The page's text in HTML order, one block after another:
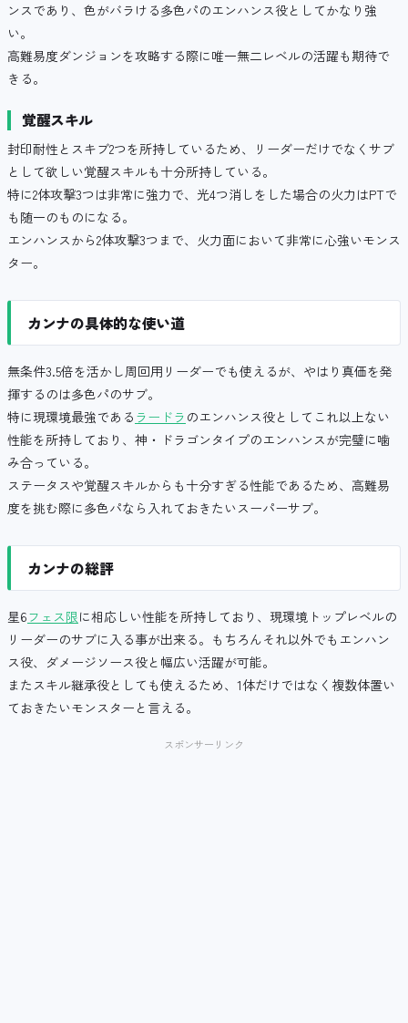
ンスであり、色がバラける多色パのエンハンス役としてかなり強
い。
高難易度ダンジョンを攻略する際に唯一無二レベルの活躍も期待で
きる。
覚醒スキル
封印耐性とスキブ2つを所持しているため、リーダーだけでなくサブ
として欲しい覚醒スキルも十分所持している。
特に2体攻撃3つは非常に強力で、光4つ消しをした場合の火力はPTで
も随一のものになる。
エンハンスから2体攻撃3つまで、火力面において非常に心強いモンス
ター。
カンナの具体的な使い道
無条件3.5倍を活かし周回用リーダーでも使えるが、やはり真価を発
揮するのは多色パのサブ。
特に現環境最強である ラードラ のエンハンス役としてこれ以上ない
性能を所持しており、神・ドラゴンタイプのエンハンスが完璧に噛
み合っている。
ステータスや覚醒スキルからも十分すぎる性能であるため、高難易
度を挑む際に多色パなら入れておきたいスーパーサブ。
カンナの総評
星6フェス限に相応しい性能を所持しており、現環境トップレベルの
リーダーのサブに入る事が出来る。もちろんそれ以外でもエンハン
ス役、ダメージソース役と幅広い活躍が可能。
またスキル継承役としても使えるため、1体だけではなく複数体置い
ておきたいモンスターと言える。
スポンサーリンク